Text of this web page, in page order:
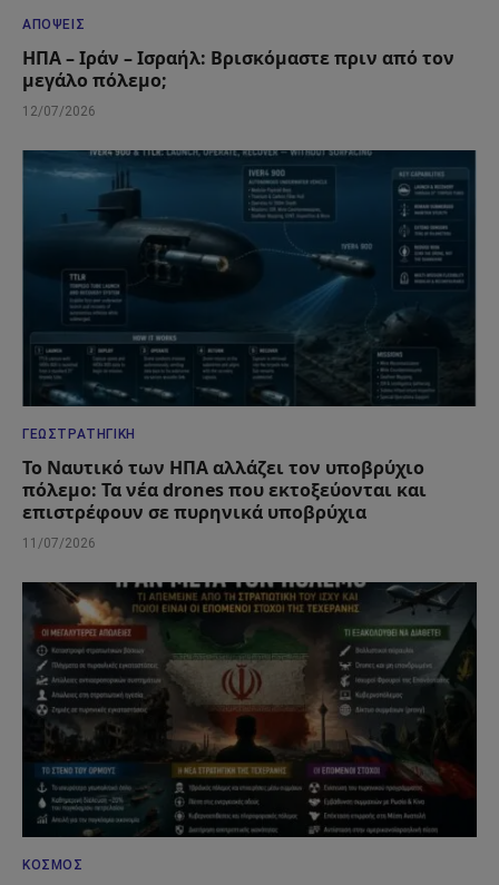
ΑΠΌΨΕΙΣ
ΗΠΑ – Ιράν – Ισραήλ: Βρισκόμαστε πριν από τον
μεγάλο πόλεμο;
12/07/2026
ΓΕΩΣΤΡΑΤΗΓΙΚΉ
Το Ναυτικό των ΗΠΑ αλλάζει τον υποβρύχιο
πόλεμο: Τα νέα drones που εκτοξεύονται και
επιστρέφουν σε πυρηνικά υποβρύχια
11/07/2026
ΚΌΣΜΟΣ